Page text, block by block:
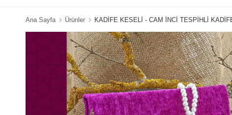
Ana Sayfa Ürünler KADİFE KESELİ - CAM İNCİ TESPİHLİ